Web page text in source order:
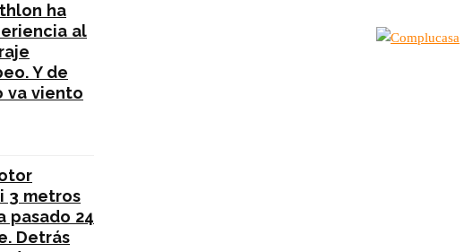
ha
al
Y de
va viento
3 metros
pasado 24
Detrás